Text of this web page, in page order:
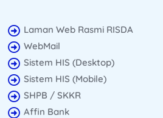
Laman Web Rasmi RISDA
WebMail
Sistem HIS (Desktop)
Sistem HIS (Mobile)
SHPB / SKKR
Affin Bank